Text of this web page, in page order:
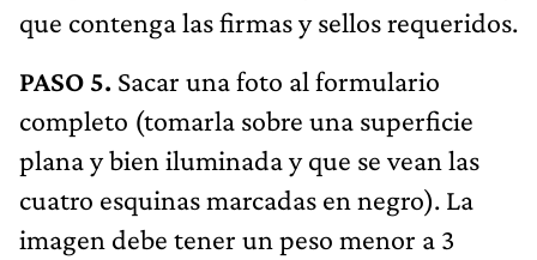
que contenga las firmas y sellos requeridos.
PASO 5. Sacar una foto al formulario
completo (tomarla sobre una superficie
plana y bien iluminada y que se vean las
cuatro esquinas marcadas en negro). La
imagen debe tener un peso menor a 3